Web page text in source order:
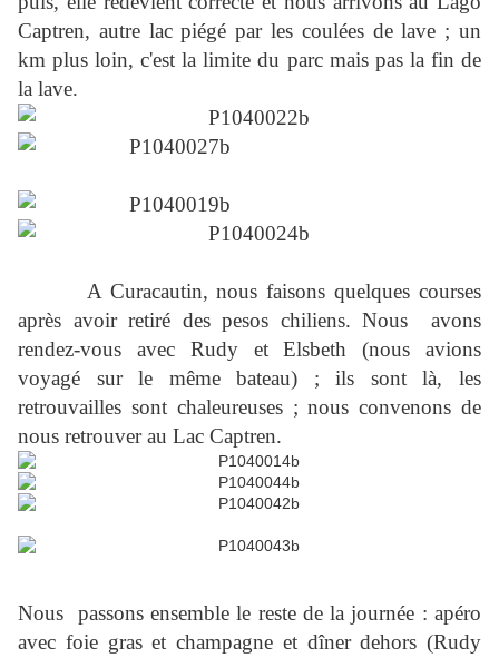
Captren, autre lac piégé par les coulées de lave ; un
km plus loin, c'est la limite du parc mais pas la fin de
la lave.
A Curacautin, nous faisons quelques courses
après avoir retiré des pesos chiliens. Nous avons
rendez-vous avec Rudy et Elsbeth (nous avions
voyagé sur le même bateau) ; ils sont là, les
retrouvailles sont chaleureuses ; nous convenons de
nous retrouver au Lac Captren.
Nous passons ensemble le reste de la journée : apéro
avec foie gras et champagne et dîner dehors (Rudy